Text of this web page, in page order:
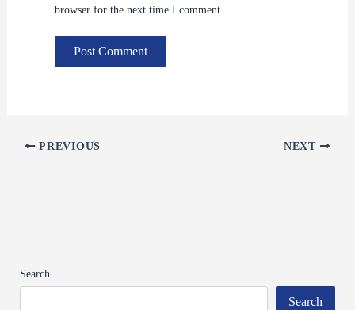
browser for the next time I comment.
PREVIOUS NEXT
Search
Search